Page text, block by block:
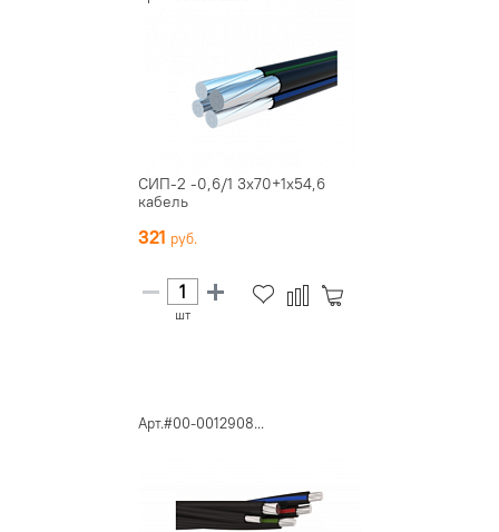
СИП-2 -0,6/1 3х70+1х54,6
кабель
321
шт
Арт.#00-0012908...